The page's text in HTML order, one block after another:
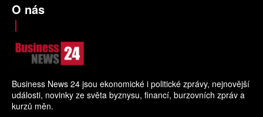
O nás
Business News 24 jsou ekonomické i politické zprávy, nejnovější
události, novinky ze světa byznysu, financí, burzovních zpráv a
kurzů měn.